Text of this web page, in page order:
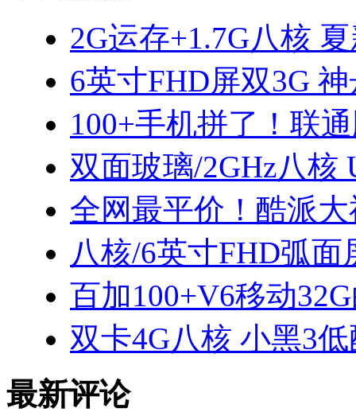
2G运存+1.7G八核
6英寸FHD屏双3G
100+手机拼了！联
双面玻璃/2GHz八核
全网最平价！酷派
八核/6英寸FHD弧
百加100+V6移动
双卡4G八核 小黑3
最新评论